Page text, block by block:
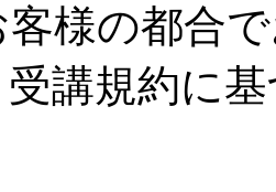
客様の都合
講規約に